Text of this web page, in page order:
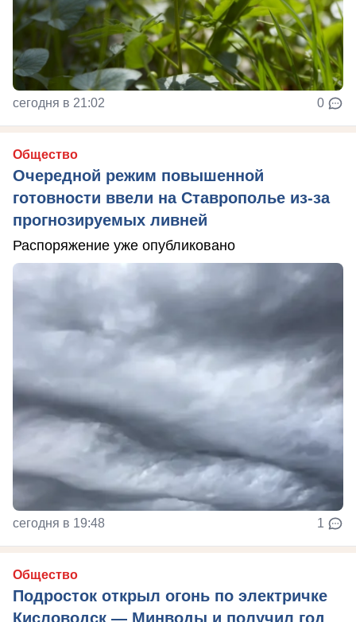
сегодня в 21:02 0
Общество
Очередной режим повышенной
готовности ввели на Ставрополье из-за
прогнозируемых ливней
Распоряжение уже опубликовано
сегодня в 19:48 1
Общество
Подросток открыл огонь по электричке
Кисловодск — Минводы и получил год